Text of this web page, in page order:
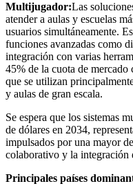
Multijugador:Las
atender a aulas y escuelas
usuarios simultáneamente.
funciones avanzadas como
integración con varias
45% de la cuota de
que se utilizan
y aulas de gran escala.
Se espera que los sistemas
de dólares en 2034,
impulsados ​​por una mayor
colaborativo y la integración
Principales países